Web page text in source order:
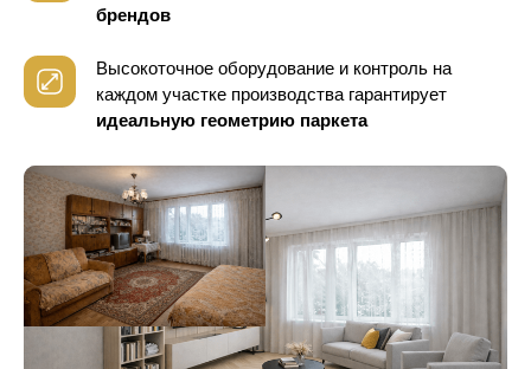
брендов
Высокоточное оборудование и контроль на
каждом участке производства гарантирует
идеальную геометрию паркета